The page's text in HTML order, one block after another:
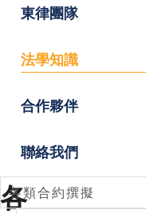
東律團隊
法學知識
合作夥伴
聯絡我們
各
各類合約撰擬